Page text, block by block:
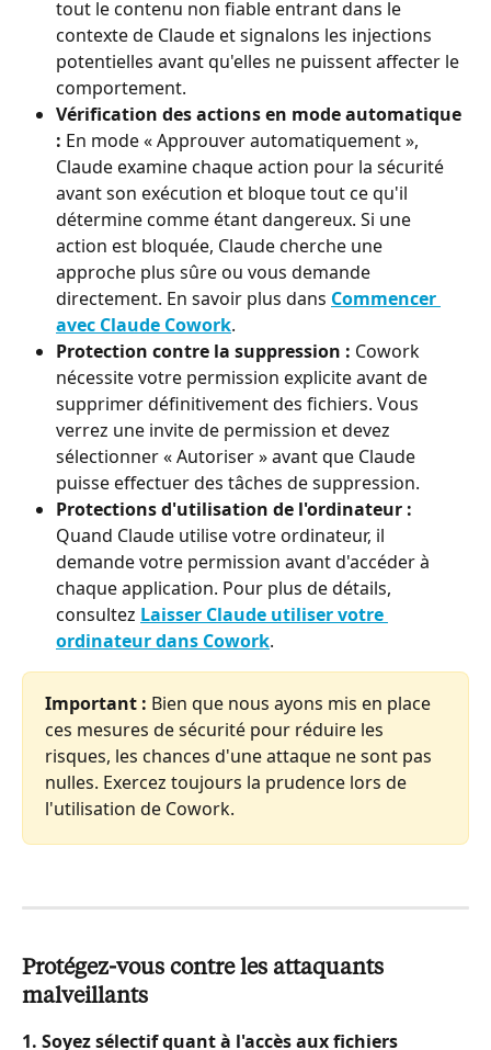
tout le contenu non fiable entrant dans le
contexte de Claude et signalons les injections
potentielles avant qu'elles ne puissent affecter le
comportement.
Vérification des actions en mode automatique
: En mode « Approuver automatiquement »,
Claude examine chaque action pour la sécurité
avant son exécution et bloque tout ce qu'il
détermine comme étant dangereux. Si une
action est bloquée, Claude cherche une
approche plus sûre ou vous demande
directement. En savoir plus dans Commencer
avec Claude Cowork.
Protection contre la suppression : Cowork
nécessite votre permission explicite avant de
supprimer définitivement des fichiers. Vous
verrez une invite de permission et devez
sélectionner « Autoriser » avant que Claude
puisse effectuer des tâches de suppression.
Protections d'utilisation de l'ordinateur :
Quand Claude utilise votre ordinateur, il
demande votre permission avant d'accéder à
chaque application. Pour plus de détails,
consultez Laisser Claude utiliser votre
ordinateur dans Cowork.
Important : Bien que nous ayons mis en place
ces mesures de sécurité pour réduire les
risques, les chances d'une attaque ne sont pas
nulles. Exercez toujours la prudence lors de
l'utilisation de Cowork.
Protégez-vous contre les attaquants
malveillants
1. Soyez sélectif quant à l'accès aux fichiers